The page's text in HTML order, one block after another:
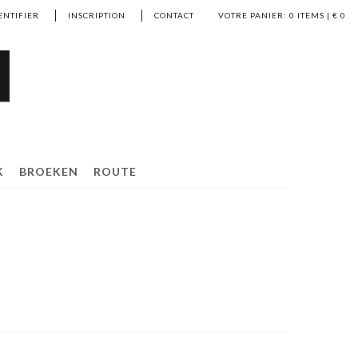
VOTRE PANIER: 0 ITEMS | € 0
INSCRIPTION CONTACT
BROEKEN ROUTE